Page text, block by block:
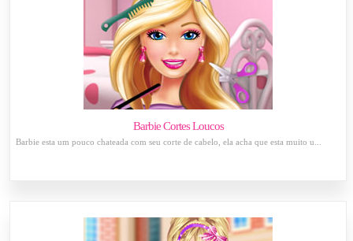
Barbie Cortes Loucos
Barbie esta um pouco chateada com seu corte de cabelo, ela acha que esta muito u...